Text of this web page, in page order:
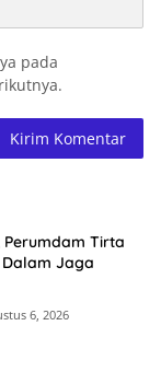
pada
Perumdam Tirta
Jaga
6, 2026